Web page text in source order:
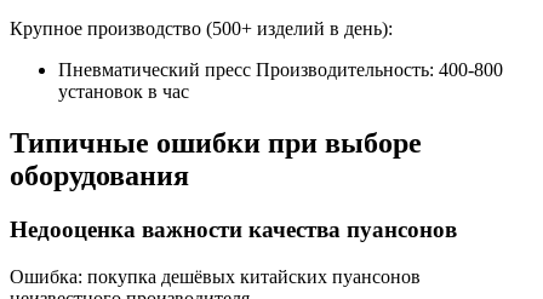
Крупное производство (500+ изделий в день):
Пневматический пресс Производительность: 400-800
установок в час
Типичные ошибки при выборе
оборудования
Недооценка важности качества пуансонов
Ошибка: покупка дешёвых китайских пуансонов